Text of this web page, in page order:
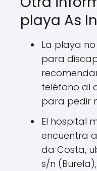
playa As
La playa
para
teléfono al
para pedir
El hospital
encuentra a
da Costa,
s/n